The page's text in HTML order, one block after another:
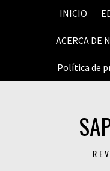
INICIO
ACERCA DE
Política de